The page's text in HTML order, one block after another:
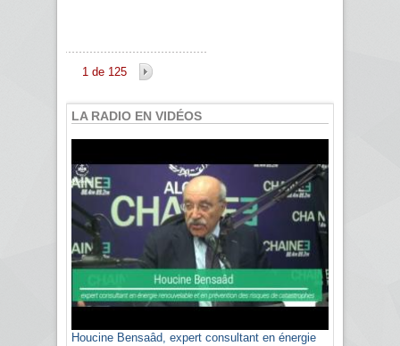
1 de 125
LA RADIO EN VIDÉOS
Houcine Bensaâd, expert consultant en énergie